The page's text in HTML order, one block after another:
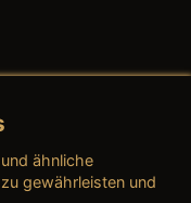
ähnliche
gewährleisten und